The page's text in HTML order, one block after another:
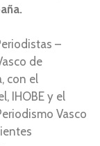
–
de
con el
IHOBE y el
Vasco